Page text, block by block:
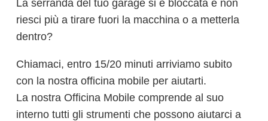
La serranda del tuo garage si è bloccata e non
riesci più a tirare fuori la macchina o a metterla
dentro?
Chiamaci, entro 15/20 minuti arriviamo subito
con la nostra officina mobile per aiutarti.
La nostra Officina Mobile comprende al suo
interno tutti gli strumenti che possono aiutarci a